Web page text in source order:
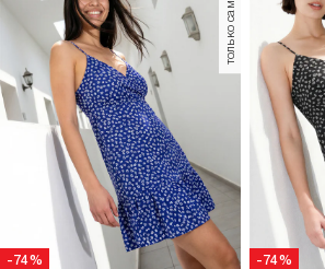
-74% -74%